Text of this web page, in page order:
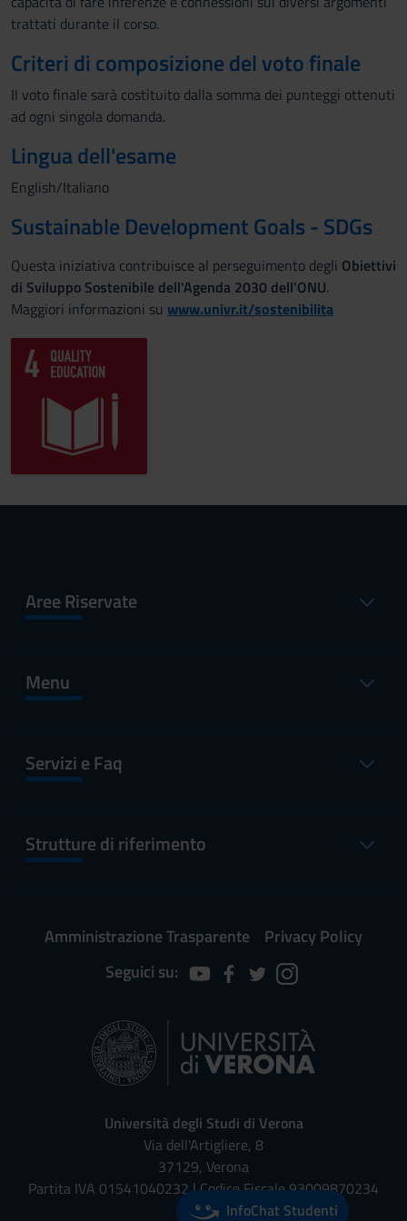
trattati durante il corso.
Criteri di composizione del voto finale
Il voto finale sarà costituito dalla somma dei punteggi ottenuti
ad ogni singola domanda.
Lingua dell'esame
English/Italiano
Sustainable Development Goals - SDGs
Questa iniziativa contribuisce al perseguimento degli Obiettivi
di Sviluppo Sostenibile dell'Agenda 2030 dell'ONU.
Maggiori informazioni su www.univr.it/sostenibilita
Aree Riservate
Menu
Servizi e Faq
Strutture di riferimento
Amministrazione Trasparente
Privacy Policy
Seguici su:
Università degli Studi di Verona
Via dell'Artigliere, 8
37129, Verona
Partita IVA 01541040232 | Codice Fiscale 93009870234
InfoChat Studenti